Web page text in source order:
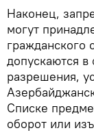
Наконец,
могут
гражданского
допускаются в
разрешения,
Списке
оборот или